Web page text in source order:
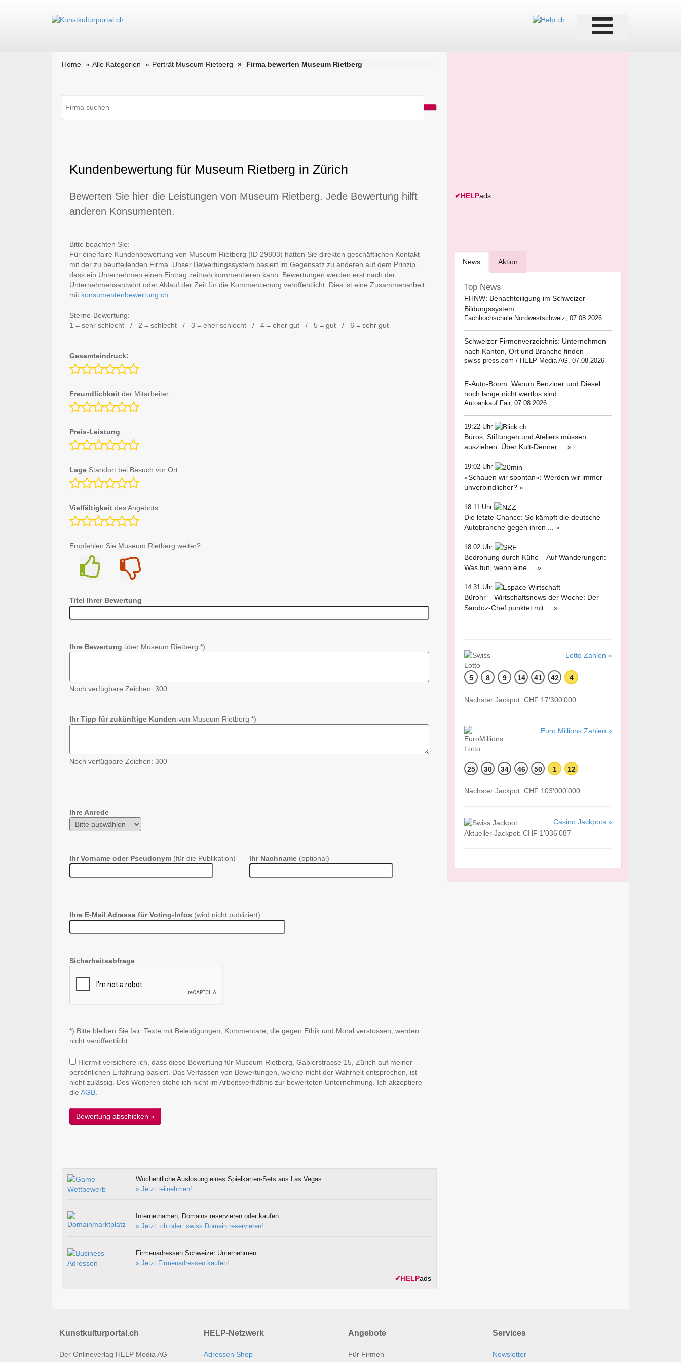
Home Alle Kategorien Porträt Museum Rietberg Firma bewerten Museum Rietberg
Kundenbewertung für Museum Rietberg in Zürich
Bewerten Sie hier die Leistungen von Museum Rietberg. Jede Bewertung hilft
anderen Konsumenten.
Bitte beachten Sie:
Für eine faire Kundenbewertung von Museum Rietberg (ID 29803) hatten Sie direkten geschäftlichen Kontakt
mit der zu beurteilenden Firma. Unser Bewertungssystem basiert im Gegensatz zu anderen auf dem Prinzip,
dass ein Unternehmen einen Eintrag zeitnah kommentieren kann. Bewertungen werden erst nach der
Unternehmensantwort oder Ablauf der Zeit für die Kommentierung veröffentlicht. Dies ist eine Zusammenarbeit
mit konsumentenbewertung.ch
Sterne-Bewertung:
1 = sehr schlecht / 2 = schlecht / 3 = eher schlecht / 4 = eher gut / 5 = gut / 6 = sehr gut
Gesamteindruck:
Freundlichkeit der Mitarbeiter:
Preis-Leistung:
Lage Standort bei Besuch vor Ort:
Vielfältigkeit des Angebots:
Empfehlen Sie Museum Rietberg weiter?
Titel Ihrer Bewertung
Ihre Bewertung über Museum Rietberg *)
Noch verfügbare Zeichen: 300
Ihr Tipp für zukünftige Kunden von Museum Rietberg *)
Noch verfügbare Zeichen: 300
Ihre Anrede
Ihr Vorname oder Pseudonym (für die Publikation) Ihr Nachname (optional)
Ihre E-Mail Adresse für Voting-Infos (wird nicht publiziert)
Sicherheitsabfrage
*) Bitte bleiben Sie fair. Texte mit Beleidigungen, Kommentare, die gegen Ethik und Moral verstossen, werden
nicht veröffentlicht.
Hiermit versichere ich, dass diese Bewertung für Museum Rietberg, Gablerstrasse 15, Zürich auf meiner
persönlichen Erfahrung basiert. Das Verfassen von Bewertungen, welche nicht der Wahrheit entsprechen, ist
nicht zulässig. Des Weiteren stehe ich nicht im Arbeitsverhältnis zur bewerteten Unternehmung. Ich akzeptiere
die AGB
Wöchentliche Auslosung eines Spielkarten-Sets aus Las Vegas.
» Jetzt teilnehmen!
Internetnamen, Domains reservieren oder kaufen.
» Jetzt .ch oder .swiss Domain reservieren!
Firmenadressen Schweizer Unternehmen.
» Jetzt Firmenadressen kaufen!
✔HELPads
✔HELPads
News Aktion
Top News
FHNW: Benachteiligung im Schweizer
Bildungssystem
Fachhochschule Nordwestschweiz, 07.08.2026
Schweizer Firmenverzeichnis: Unternehmen
nach Kanton, Ort und Branche finden
swiss-press.com / HELP Media AG, 07.08.2026
E-Auto-Boom: Warum Benziner und Diesel
noch lange nicht wertlos sind
Autoankauf Fair, 07.08.2026
19:22 Uhr
Büros, Stiftungen und Ateliers müssen
ausziehen: Über Kult-Denner ... »
19:02 Uhr
«Schauen wir spontan»: Werden wir immer
unverbindlicher? »
18:11 Uhr
Die letzte Chance: So kämpft die deutsche
Autobranche gegen ihren ... »
18:02 Uhr
Bedrohung durch Kühe – Auf Wanderungen:
Was tun, wenn eine ... »
14:31 Uhr
Bürohr – Wirtschaftsnews der Woche: Der
Sandoz-Chef punktet mit ... »
Lotto Zahlen »
5 8 9 14 41 42 4
Nächster Jackpot: CHF 17'300'000
Euro Millions Zahlen »
25 30 34 46 50 1 12
Nächster Jackpot: CHF 103'000'000
Casino Jackpots »
Aktueller Jackpot: CHF 1'036'087
Kunstkulturportal.ch
Der Onlineverlag HELP Media AG
HELP-Netzwerk
Adressen Shop
Angebote
Für Firmen
Services
Newsletter